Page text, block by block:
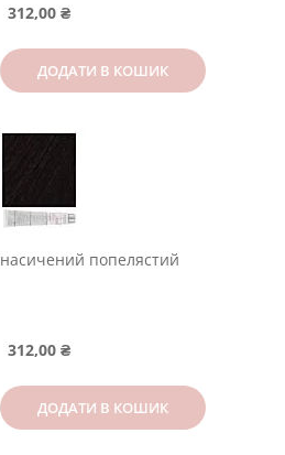
312,00 ₴
ДОДАТИ В КОШИК
попелястий
312,00 ₴
ДОДАТИ В КОШИК